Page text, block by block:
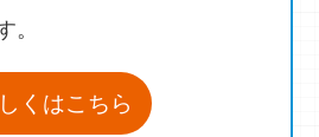
。
くはこちら